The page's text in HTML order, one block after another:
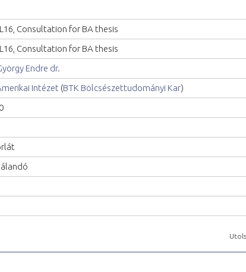
Consultation for BA thesis
Consultation for BA thesis
Endre dr.
Intézet (BTK Bölcsészettudományi Kar)